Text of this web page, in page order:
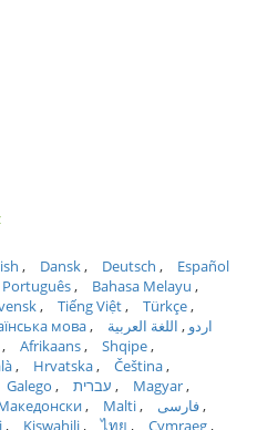
Dansk Deutsch
Español
Português
Bahasa Melayu
Tiếng Việt
Türkçe
мова اردو
اللغة العربية
Afrikaans
Shqipe
Hrvatska
Čeština
Galego עברית
Magyar
Malti
فارسی
Kiswahili ไทย Cymraeg